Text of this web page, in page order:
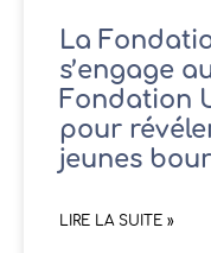
La
s’engage
Fondation
pour
jeunes
LIRE LA SUITE »